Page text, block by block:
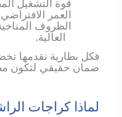
قوة التشغيل
العمر
الظروف
العالية.
فكل بطارية نقدمها
ضمان حقيقي لتكون
لماذا كراجات